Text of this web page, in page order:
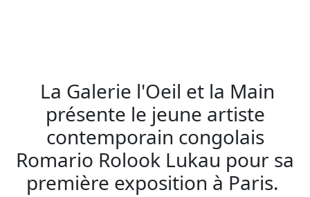
La Galerie l'Oeil et la Main
présente le jeune artiste
contemporain congolais
Romario Rolook Lukau pour sa
première exposition à Paris.